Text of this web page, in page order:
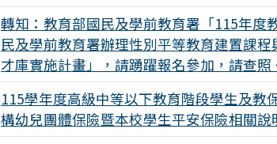
轉知：教育部國民及學前教育署「115年度
民及學前教育署辦理性別平等教育建置課程
才庫實施計畫」，請踴躍報名參加，請查照
115學年度高級中等以下教育階段學生及教
構幼兒團體保險暨本校學生平安保險相關說